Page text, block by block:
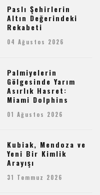
Paslı Şehirlerin
Altın Değerindeki
Rekabeti
04 Ağustos 2026
Palmiyelerin
Gölgesinde Yarım
Asırlık Hasret:
Miami Dolphins
01 Ağustos 2026
Kubiak, Mendoza ve
Yeni Bir Kimlik
Arayışı
31 Temmuz 2026